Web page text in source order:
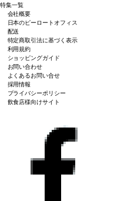
特集一覧
会社概要
日本のピーロートオフィス
配送
特定商取引法に基づく表示
利用規約
ショッピングガイド
お問い合わせ
よくあるお問い合せ
採用情報
プライバシーポリシー
飲食店様向けサイト